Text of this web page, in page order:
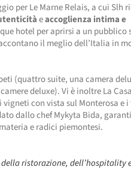
per Le Marne Relais, a cui Slh
eaccoglienza intima e
hotel per aprirsi a un pubblico
il meglio dell’Italia in
(quattro suite, una camera
deluxe). Vi è inoltre La
con vista sul Monterosa e
dallo chef Mykyta Bida,
e radici piemontesi.
ristorazione, dell’hospitality